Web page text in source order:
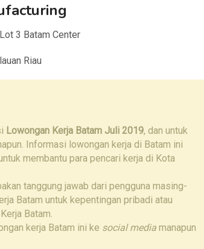
3 Batam Center
Riau
Lowongan Kerja Batam Juli 2019, dan untuk
Informasi lowongan kerja di Batam ini
membantu para pencari kerja di Kota
tanggung jawab dari pengguna masing-
Batam untuk kepentingan pribadi atau
Batam.
kerja Batam ini ke social media manapun